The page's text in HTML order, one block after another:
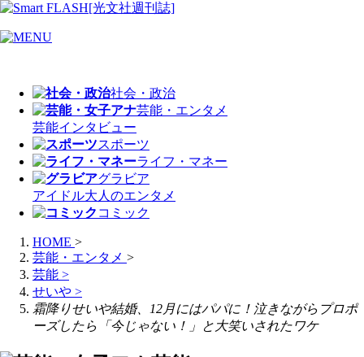
社会・政治
芸能・エンタメ
芸能インタビュー
スポーツ
ライフ・マネー
グラビア
アイドル大人のエンタメ
コミック
HOME >
芸能・エンタメ >
芸能 >
せいや >
霜降りせいや結婚、12月にはパパに！泣きながらプロポ
ーズしたら「今じゃない！」と大笑いされたワケ